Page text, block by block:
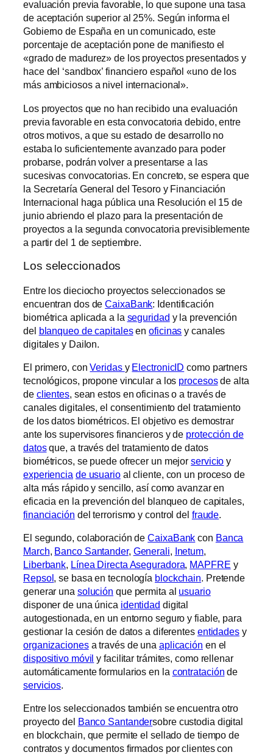
evaluación previa favorable, lo que supone una tasa
de aceptación superior al 25%. Según informa el
Gobierno de España en un comunicado, este
porcentaje de aceptación pone de manifiesto el
«grado de madurez» de los proyectos presentados y
hace del ‘sandbox’ financiero español «uno de los
más ambiciosos a nivel internacional».
Los proyectos que no han recibido una evaluación
previa favorable en esta convocatoria debido, entre
otros motivos, a que su estado de desarrollo no
estaba lo suficientemente avanzado para poder
probarse, podrán volver a presentarse a las
sucesivas convocatorias. En concreto, se espera que
la Secretaría General del Tesoro y Financiación
Internacional haga pública una Resolución el 15 de
junio abriendo el plazo para la presentación de
proyectos a la segunda convocatoria previsiblemente
a partir del 1 de septiembre.
Los seleccionados
Entre los dieciocho proyectos seleccionados se
encuentran dos deCaixaBank: Identificación
biométrica aplicada a la seguridad y la prevención
del blanqueo de capitalesenoficinas y canales
digitales y Dailon.
El primero, conVeridas y ElectronicID como partners
tecnológicos, propone vincular a los procesosde alta
de clientes, sean estos en oficinas o a través de
canales digitales, el consentimiento del tratamiento
de los datos biométricos. El objetivo es demostrar
ante los supervisores financieros y de protección de
datosque, a través del tratamiento de datos
biométricos, se puede ofrecer un mejorservicio y
experiencia de usuarioal cliente, con un proceso de
alta más rápido y sencillo, así como avanzar en
eficacia en la prevención del blanqueo de capitales,
financiación del terrorismo y control del fraude.
El segundo, colaboración deCaixaBank con Banca
March, Banco Santander, Generali, Inetum,
Liberbank, Línea Directa Aseguradora, MAPFRE y
Repsol, se basa en tecnología blockchain. Pretende
generar una solución que permita al usuario
disponer de una única identidad digital
autogestionada, en un entorno seguro y fiable, para
gestionar la cesión de datos a diferentes entidadesy
organizacionesa través de una aplicación en el
dispositivo móvil y facilitar trámites, como rellenar
automáticamente formularios en la contratación de
servicios.
Entre los seleccionados también se encuentra otro
proyecto del Banco Santandersobre custodia digital
en blockchain, que permite el sellado de tiempo de
contratos y documentos firmados por clientes con